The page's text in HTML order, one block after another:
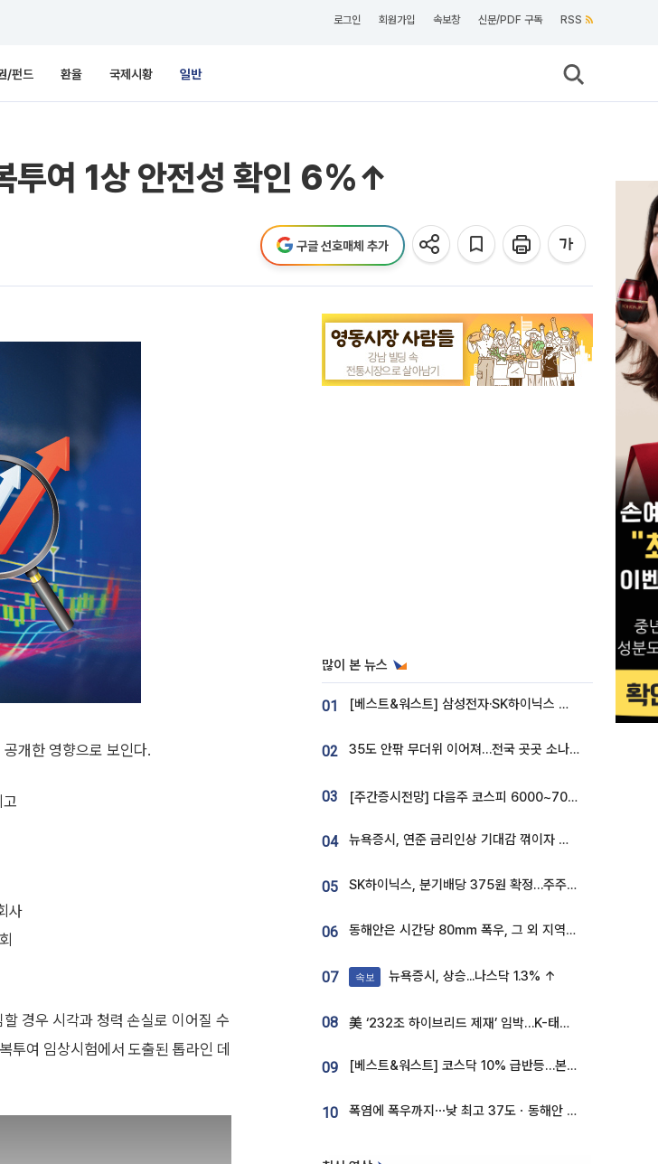
로그인 회원가입 속보창 신문/PDF 구독 RSS
/펀드 환율 국제시황 일반
투여 1상 안전성 확인 6%↑
구글 선호매체 추가
개한 영향으로 보인다.
사
경우 시각과 청력 손실로 이어질 수
투여 임상시험에서 도출된 톱라인 데
많이 본 뉴스
01 [베스트&워스트] 삼성전자·SK하이닉스 밀린 한 주…상상인증권은 85% 급등
02 35도 안팎 무더위 이어져…전국 곳곳 소나기 [오늘 날씨]
03 [주간증시전망] 다음주 코스피 6000~7000⋯“外人 수급은 정책이 변수”
04 뉴욕증시, 연준 금리인상 기대감 꺾이자 상승...S&P500 사상 최고치 [종합]
05 SK하이닉스, 분기배당 375원 확정…주주환원책 9월로 앞당겨 발표
06 동해안은 시간당 80㎜ 폭우, 그 외 지역은 폭염…‘극과 극 날씨’
07 속보 뉴욕증시, 상승...나스닥 1.3% ↑
08 美 ‘232조 하이브리드 제재’ 임박…K-태양광, 불확실성 털고 날개 다나
09 [베스트&워스트] 코스닥 10% 급반등…본느, 최대주주 변경 기대에 270% 폭등
10 폭염에 폭우까지⋯낮 최고 37도ㆍ동해안 강한 비 [날씨]